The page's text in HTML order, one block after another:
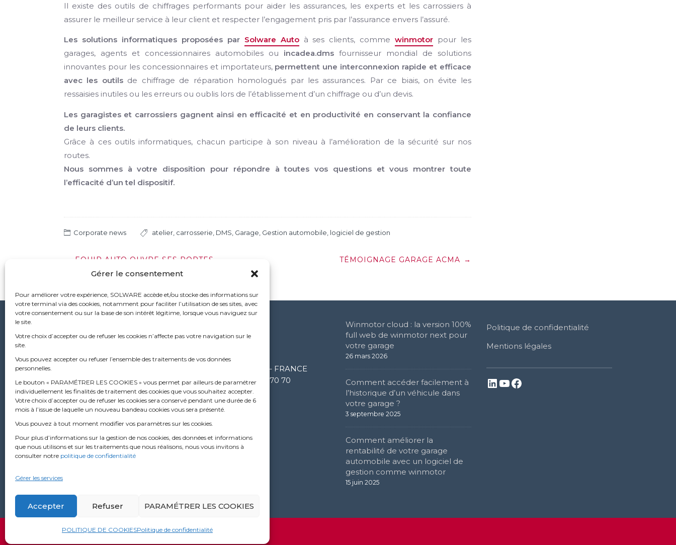
Gérer le consentement
Pour améliorer votre expérience, SOLWARE accède et/ou stocke des informations sur
votre terminal via des cookies, notamment pour faciliter l’utilisation de ses sites, avec
votre consentement ou sur la base de son intérêt légitime, lorsque vous naviguez sur
le site.
Votre choix d’accepter ou de refuser les cookies n’affecte pas votre navigation sur le
site.
Vous pouvez accepter ou refuser l’ensemble des traitements de vos données
personnelles.
Le bouton « PARAMÉTRER LES COOKIES » vous permet par ailleurs de paramétrer
individuellement les finalités de traitement des cookies que vous souhaitez accepter.
Votre choix d’accepter ou de refuser les cookies sera conservé pendant une durée de 6
mois à l’issue de laquelle un nouveau bandeau cookies vous sera présenté.
Vous pouvez à tout moment modifier vos paramètres sur les cookies.
Pour plus d’informations sur la gestion de nos cookies, des données et informations
que nous utilisons et sur les traitements que nous réalisons, nous vous invitons à
consulter notre politique de confidentialité
Gérer les services
Accepter Refuser PARAMÉTRER LES COOKIES
POLITIQUE DE COOKIESPolitique de confidentialité
Il existe des outils de chiffrages performants pour aider les assurances, les experts et les carrossiers à
assurer le meilleur service à leur client et respecter l’engagement pris par l’assurance envers l’assuré.
Les solutions informatiques proposées par Solware Auto à ses clients, commewinmotor pour les
garages, agents et concessionnaires automobiles ou incadea.dms fournisseur mondial de solutions
innovantes pour les concessionnaires et importateurs, permettent une interconnexion rapide et efficace
avec les outils de chiffrage de réparation homologués par les assurances. Par ce biais, on évite les
ressaisies inutiles ou les erreurs ou oublis lors de l’établissement d’un chiffrage ou d’un devis.
Les garagistes et carrossiers gagnent ainsi en efficacité et en productivité en conservant la confiance
de leurs clients.
Grâce à ces outils informatiques, chacun participe à son niveau à l’amélioration de la sécurité sur nos
routes.
Nous sommes à votre disposition pour répondre à toutes vos questions et vous montrer toute
l’efficacité d’un tel dispositif.
Corporate news atelier carrosserie DMS Garage Gestion automobile logiciel de gestion
Post
navigation
EQUIP AUTO OUVRE SES PORTES TÉMOIGNAGE GARAGE ACMA →
Siège Social
53 rue de l’étang
69760 Limonest – FRANCE
+33 (0) 4 72 52 70 70
Winmotor cloud : la version 100%
full web de winmotor next pour
votre garage
26 mars 2026
Comment accéder facilement à
l’historique d’un véhicule dans
votre garage ?
3 septembre 2025
Comment améliorer la
rentabilité de votre garage
automobile avec un logiciel de
gestion comme winmotor
15 juin 2025
Politique de confidentialité
Mentions légales
LinkedIn
YouTube
Facebook
©2026 winmotor next by Solware Auto. All Rights Reserved.